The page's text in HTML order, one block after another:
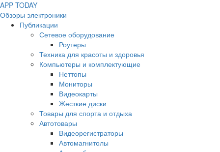
APP TODAY
Обзоры электроники
Публикации
Сетевое оборудование
Роутеры
Техника для красоты и здоровья
Компьютеры и комплектующие
Неттопы
Мониторы
Видеокарты
Жесткие диски
Товары для спорта и отдыха
Автотовары
Видеорегистраторы
Автомагнитолы